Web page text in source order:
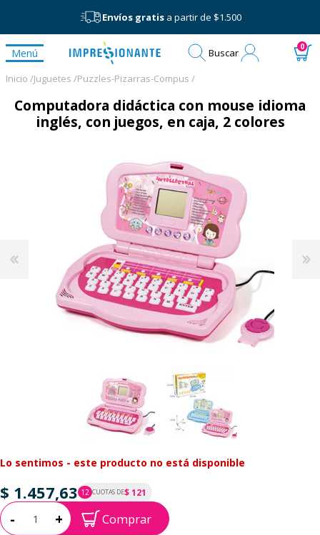
Envíos gratisa partir de $1.500
Menú Buscar 0
Inicio /Juguetes /Puzzles-Pizarras-Compus /
Computadora didáctica con mouse idioma
inglés, con juegos, en caja, 2 colores
Lo sentimos - este producto no está disponible
$ 1.457,63 12 CUOTAS DE$ 121
P.T.F. $ 1.458
Cantidad:
- + Comprar